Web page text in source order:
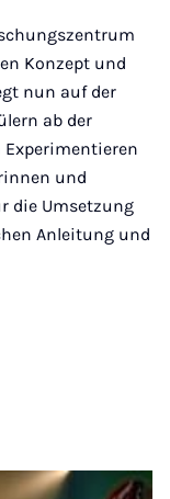
Konzept und
nun auf der
ab der
Experimentieren
und
die Umsetzung
Anleitung und